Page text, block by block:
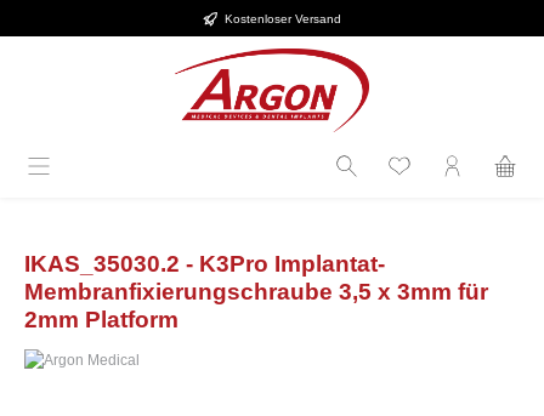
Kostenloser Versand
IKAS_35030.2 - K3Pro Implantat-
Membranfixierungschraube 3,5 x 3mm für
2mm Platform